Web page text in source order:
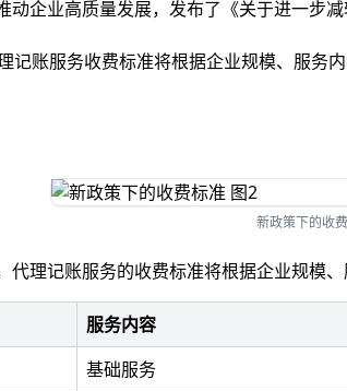
企业高质量发展，发布了《关于进一步
账服务收费标准将根据企业规模、服务
新政策下的收
代理记账服务的收费标准将根据企业规模
服务内容
基础服务